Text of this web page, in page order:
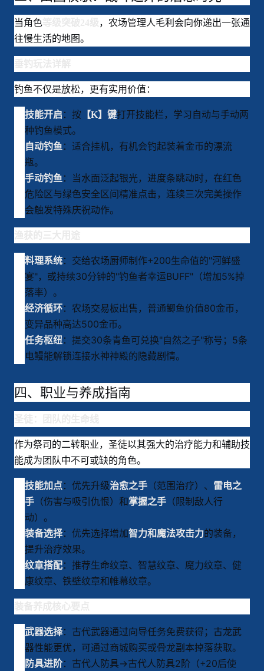
当角色等级突破24级
，农场管理人毛利会向你递出一张通
往慢生活的地图。
钓鱼不仅是放松，更有实用价值：
技能开启 ：按【K】键打开技能栏，学习自动与手动两
种钓鱼模式。
自动钓鱼：适合挂机，有机会钓起装着金币的漂流
瓶。
手动钓鱼：当水面泛起银光，进度条跳动时，在红色
危险区与绿色安全区间精准点击，连续三次完美操作
会触发特殊庆祝动作。
料理系统：交给农场厨师制作+200生命值的"河鲜盛
宴"，或持续30分钟的"钓鱼者幸运BUFF"（增加5%掉
落率）。
经济循环：农场交易板出售，普通鲫鱼价值80金币，
变异品种高达500金币。
任务枢纽：提交30条青鱼可兑换"自然之子"称号；5条
电鳗能解锁连接水神神殿的隐藏剧情。
四、职业与养成指南
作为祭司的二转职业，圣徒以其强大的治疗能力和辅助技
能成为团队中不可或缺的角色。
技能加点：优先升级治愈之手（范围治疗）、
雷电之
手（伤害与吸引仇恨）和掌握之手（限制敌人行
动） 。
装备选择：优先选择增加智力和魔法攻击力的装备，
提升治疗效果。
纹章搭配：推荐生命纹章、智慧纹章、魔力纹章、健
康纹章、铁壁纹章和帷幕纹章。
武器选择：古代武器通过向导任务免费获得；古龙武
器性能更优，可通过商城购买或骨龙副本掉落获取。
防具进阶：古代人防具→古代人防具2阶（+20后使